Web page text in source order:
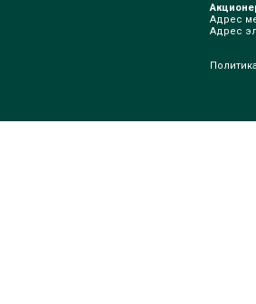
Адрес
Адрес